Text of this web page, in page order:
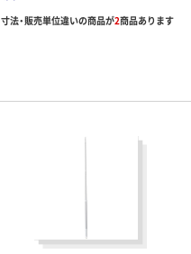
寸法・販売単位違いの商品が2商品あります